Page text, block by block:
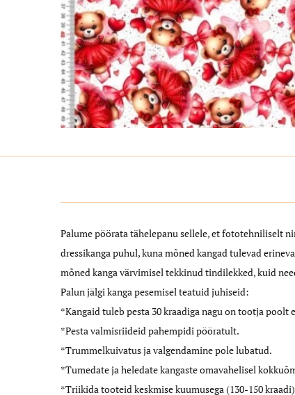
Palume pöörata tähelepanu sellele, et fototehniliselt
dressikanga puhul, kuna mõned kangad tulevad
mõned kanga värvimisel tekkinud tindilekked, kuid
Palun jälgi kanga pesemisel teatuid juhiseid:
*Kangaid tuleb pesta 30 kraadiga nagu on tootja poolt
*Pesta valmisriideid pahempidi pööratult.
*Trummelkuivatus ja valgendamine pole lubatud.
*Tumedate ja heledate kangaste omavahelisel
*Triikida tooteid keskmise kuumusega (130-150